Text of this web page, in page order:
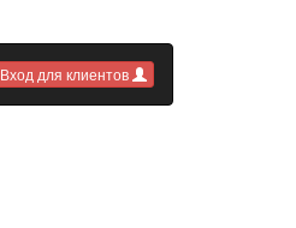
Вход для клиентов